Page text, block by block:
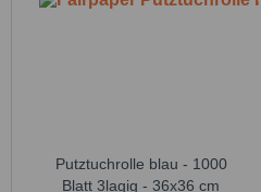
Putztuchrolle blau - 1000
Blatt 3lagig - 36x36 cm